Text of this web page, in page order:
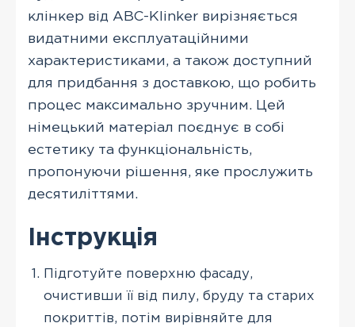
клінкер від ABC-Klinker вирізняється
видатними експлуатаційними
характеристиками, а також доступний
для придбання з доставкою, що робить
процес максимально зручним. Цей
німецький матеріал поєднує в собі
естетику та функціональність,
пропонуючи рішення, яке прослужить
десятиліттями.
Інструкція
Підготуйте поверхню фасаду,
очистивши її від пилу, бруду та старих
покриттів, потім вирівняйте для